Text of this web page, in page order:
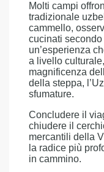
Molti campi
tradizionale
cammello,
cucinati
un’esperienza
a livello
magnificenza
della steppa,
sfumature.
Concludere il
chiudere il
mercantili della
la radice più
in cammino.